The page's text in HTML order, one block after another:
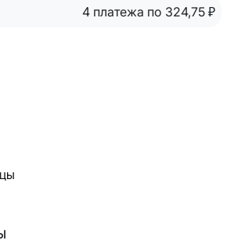
4 платежа по 324,75 ₽